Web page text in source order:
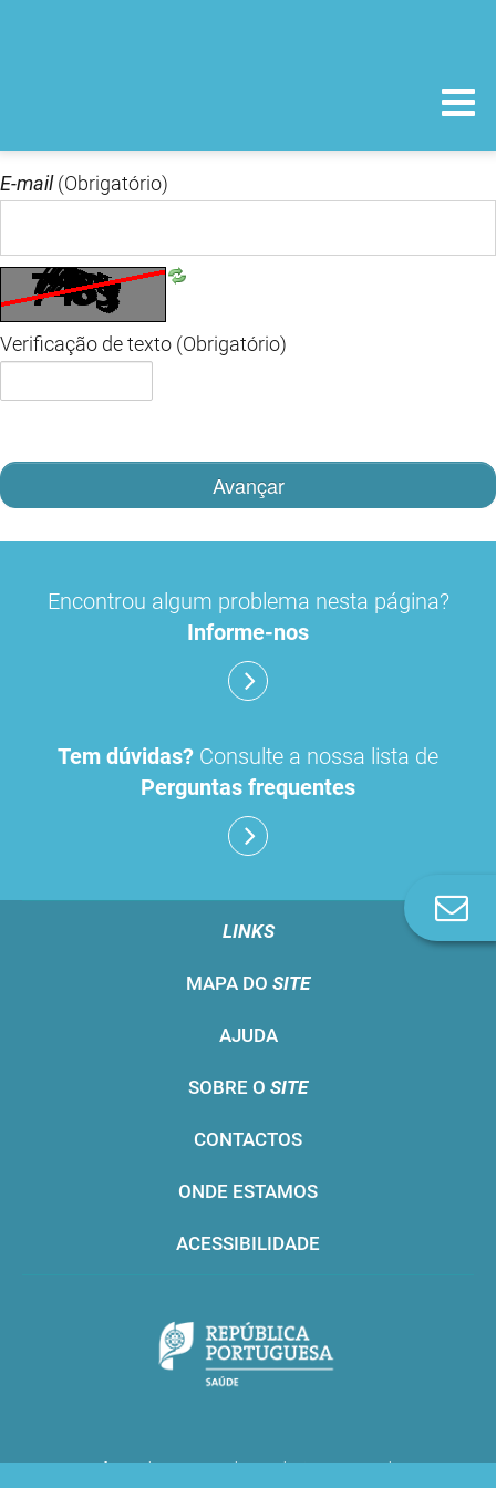
E-mail (Obrigatório)
Verificação de texto (Obrigatório)
Avançar
Encontrou algum problema nesta página?
Informe-nos
Tem dúvidas? Consulte a nossa lista de
Perguntas frequentes
LINKS
MAPA DO SITE
AJUDA
SOBRE O SITE
CONTACTOS
ONDE ESTAMOS
ACESSIBILIDADE
Infarmed © 2016. Todos os direitos reservados